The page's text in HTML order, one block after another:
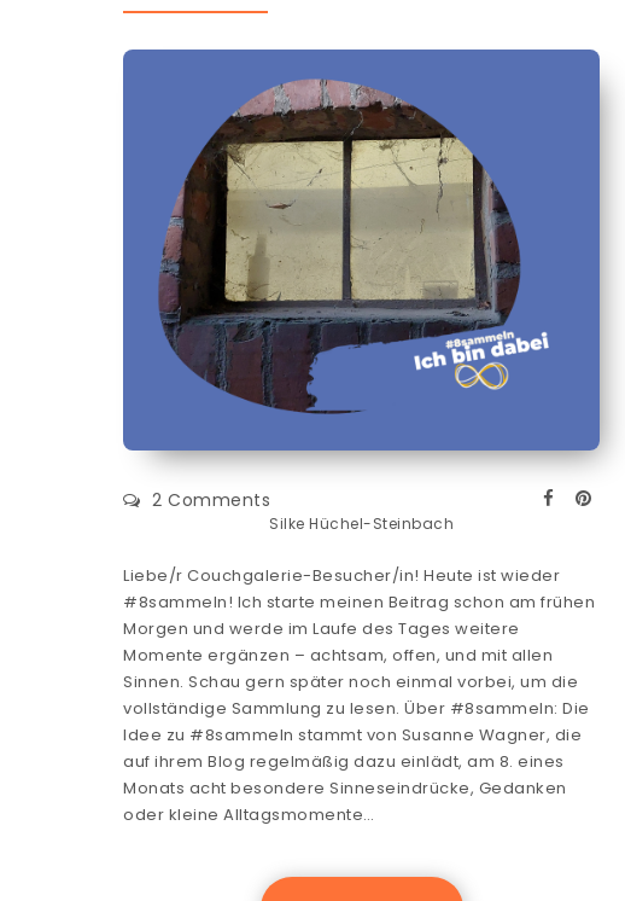
Silke Hüchel-Steinbach
2 Comments
Liebe/r Couchgalerie-Besucher/in! Heute ist wieder
#8sammeln! Ich starte meinen Beitrag schon am frühen
Morgen und werde im Laufe des Tages weitere
Momente ergänzen – achtsam, offen, und mit allen
Sinnen. Schau gern später noch einmal vorbei, um die
vollständige Sammlung zu lesen. Über #8sammeln: Die
Idee zu #8sammeln stammt von Susanne Wagner, die
auf ihrem Blog regelmäßig dazu einlädt, am 8. eines
Monats acht besondere Sinneseindrücke, Gedanken
oder kleine Alltagsmomente…